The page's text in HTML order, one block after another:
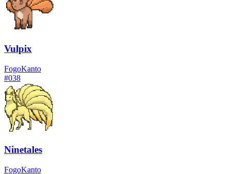
Vulpix
FogoKanto
#038
Ninetales
FogoKanto